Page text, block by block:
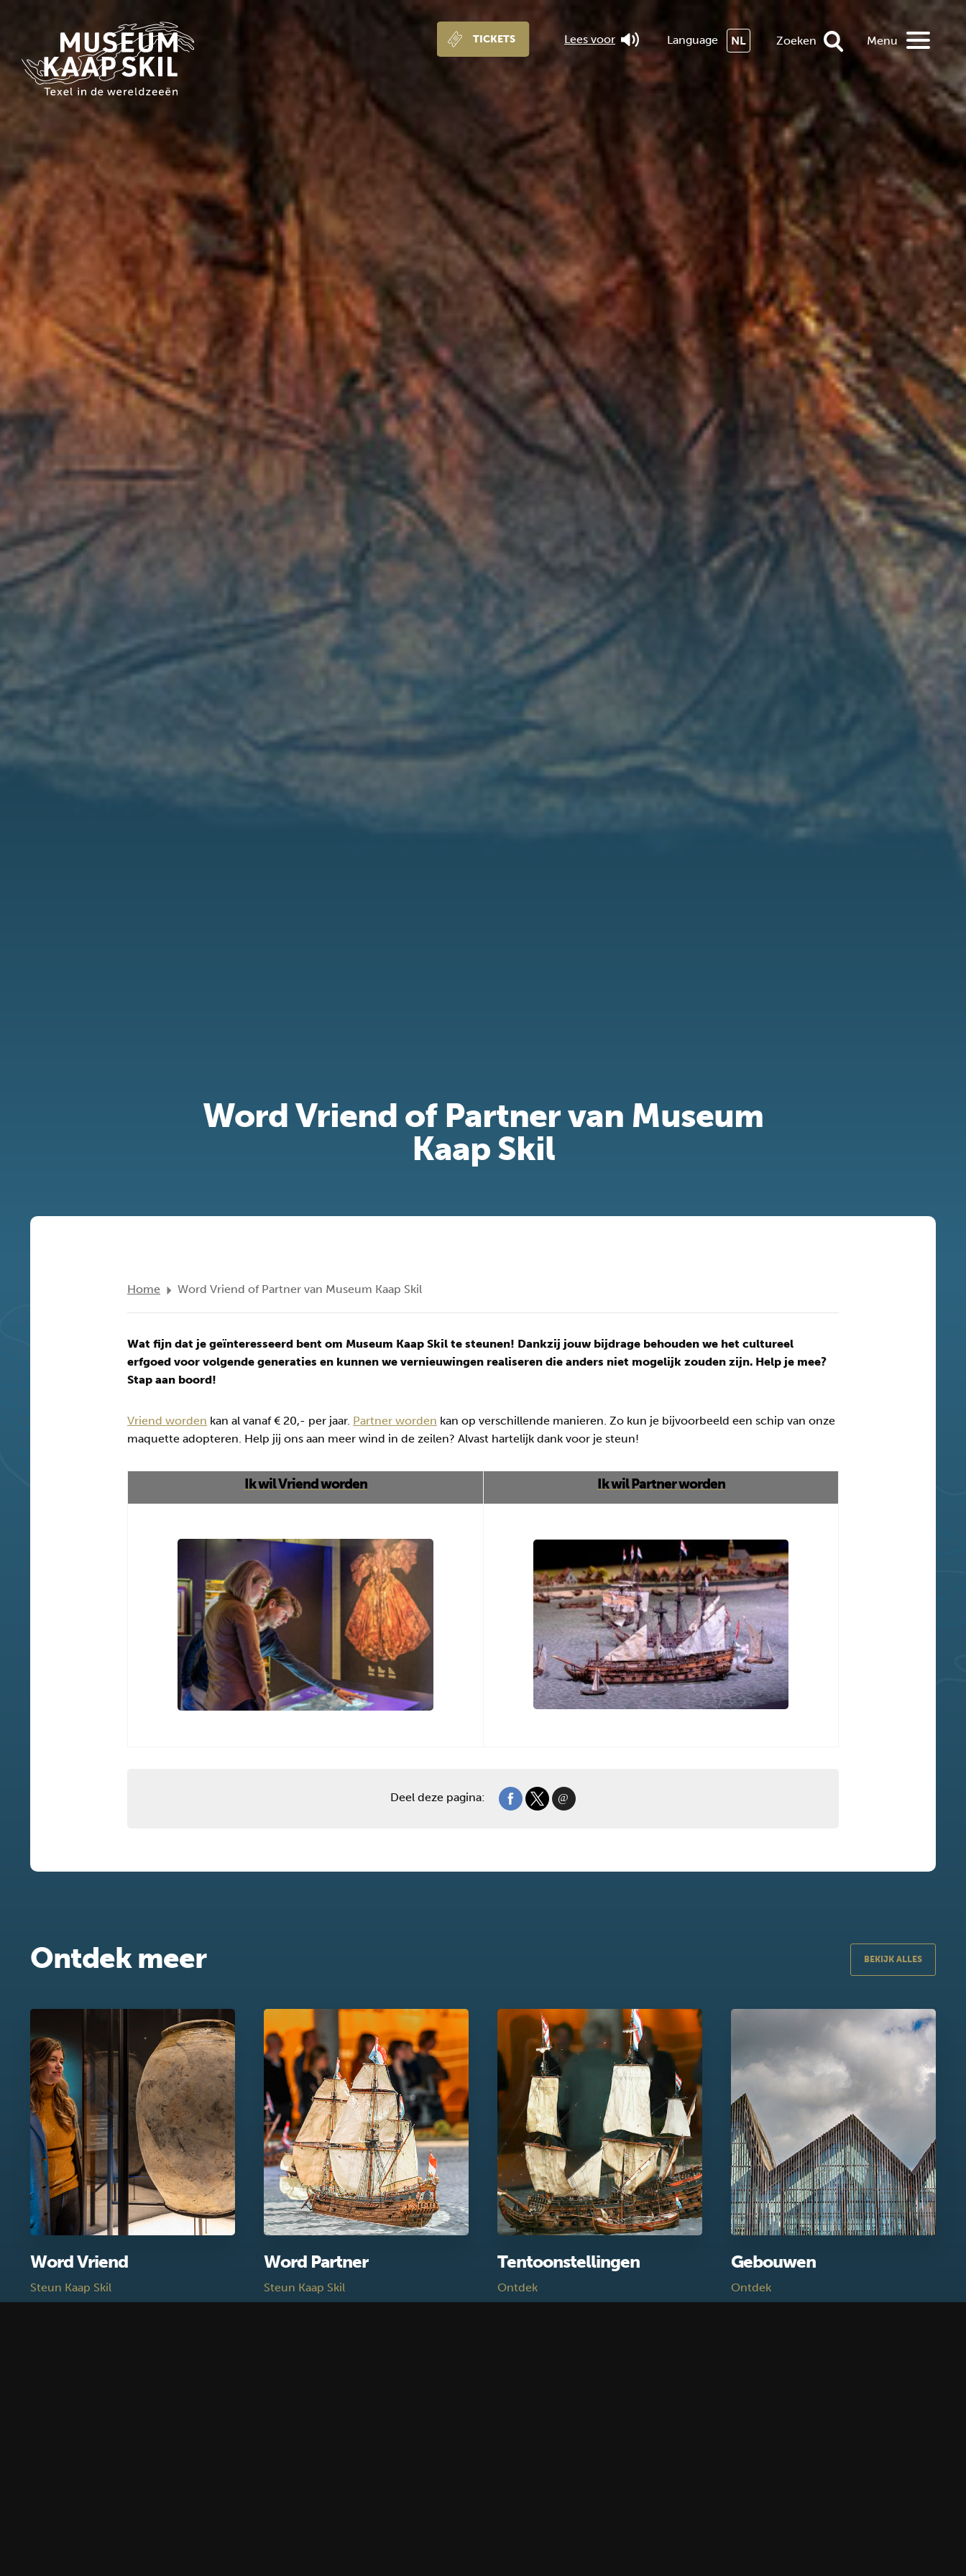
Lees voor Language NL Zoeken
TICKETS Menu
Word Vriend of Partner van Museum
Kaap Skil
Home Word Vriend of Partner van Museum Kaap Skil
Wat fijn dat je geïnteresseerd bent om Museum Kaap Skil te steunen! Dankzij jouw bijdrage behouden we het cultureel
erfgoed voor volgende generaties en kunnen we vernieuwingen realiseren die anders niet mogelijk zouden zijn. Help je mee?
Stap aan boord!
Vriend worden kan al vanaf € 20,- per jaar. Partner worden kan op verschillende manieren. Zo kun je bijvoorbeeld een schip van onze
maquette adopteren. Help jij ons aan meer wind in de zeilen? Alvast hartelijk dank voor je steun!
Ik wil Vriend worden Ik wil Partner worden
Deel deze pagina:
Ontdek meer BEKIJK ALLES
Word Vriend
Steun Kaap Skil
Word Partner
Steun Kaap Skil
Tentoonstellingen
Ontdek
Gebouwen
Ontdek